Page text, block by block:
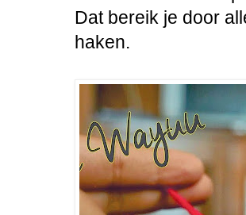
Dat bereik je door
haken.